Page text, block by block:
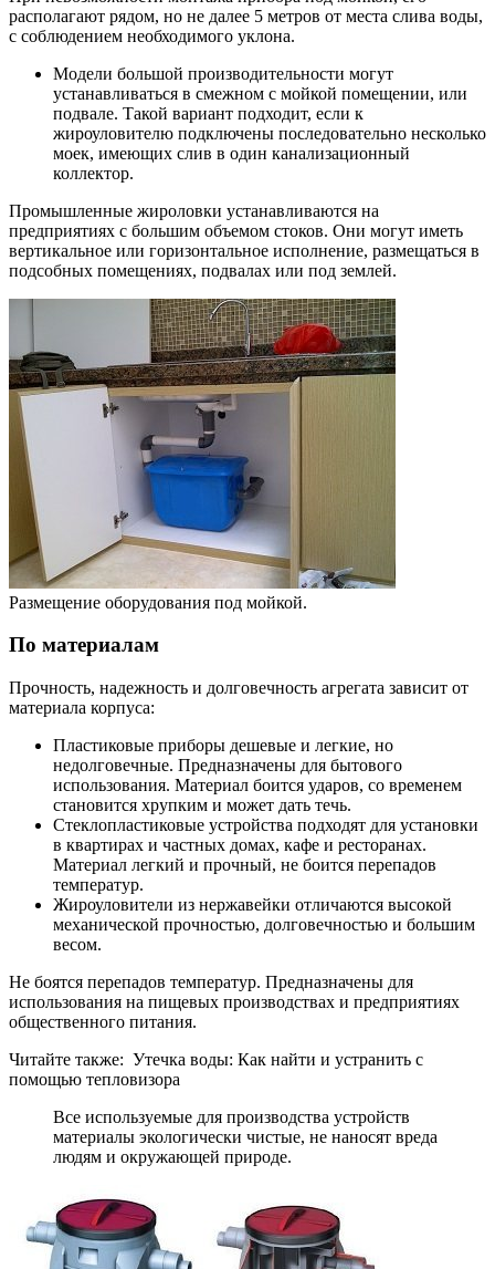
располагают рядом, но не далее 5 метров от места слива воды,
с соблюдением необходимого уклона.
Модели большой производительности могут
устанавливаться в смежном с мойкой помещении, или
подвале. Такой вариант подходит, если к
жироуловителю подключены последовательно несколько
моек, имеющих слив в один канализационный
коллектор.
Промышленные жироловки устанавливаются на
предприятиях с большим объемом стоков. Они могут иметь
вертикальное или горизонтальное исполнение, размещаться в
подсобных помещениях, подвалах или под землей.
Размещение оборудования под мойкой.
По материалам
Прочность, надежность и долговечность агрегата зависит от
материала корпуса:
Пластиковые приборы дешевые и легкие, но
недолговечные. Предназначены для бытового
использования. Материал боится ударов, со временем
становится хрупким и может дать течь.
Стеклопластиковые устройства подходят для установки
в квартирах и частных домах, кафе и ресторанах.
Материал легкий и прочный, не боится перепадов
температур.
Жироуловители из нержавейки отличаются высокой
механической прочностью, долговечностью и большим
весом.
Не боятся перепадов температур. Предназначены для
использования на пищевых производствах и предприятиях
общественного питания.
Читайте также: Утечка воды: Как найти и устранить с
помощью тепловизора
Все используемые для производства устройств
материалы экологически чистые, не наносят вреда
людям и окружающей природе.